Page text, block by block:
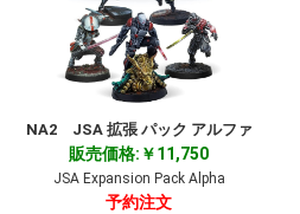
NA2 JSA 拡張 パック アルファ
販売価格:￥11,750
JSA Expansion Pack Alpha
予約注文